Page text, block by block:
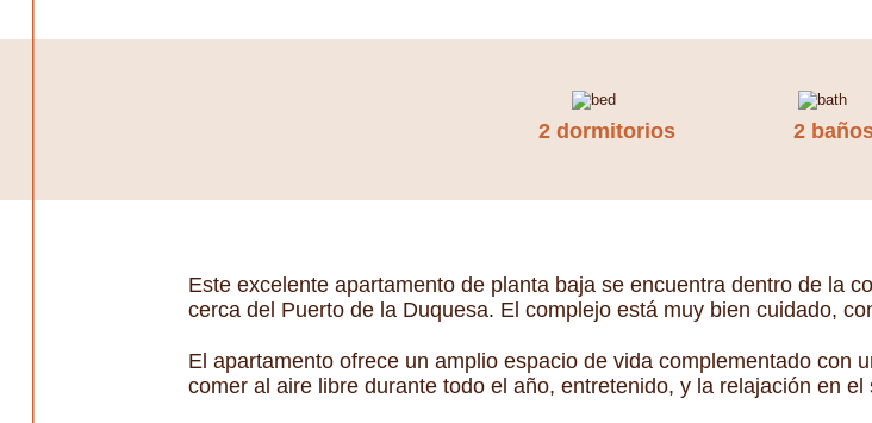
2 dormitorios 2
Este excelente apartamento de planta baja se encuentra dentro de la
cerca del Puerto de la Duquesa. El complejo está muy bien cuidado,
El apartamento ofrece un amplio espacio de vida complementado con
comer al aire libre durante todo el año, entretenido, y la relajación en el